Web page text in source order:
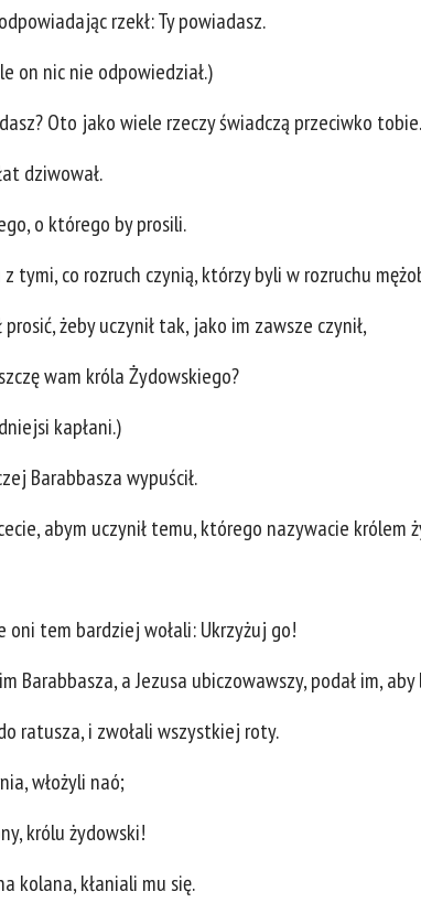
rzekł: Ty powiadasz.
on nic nie odpowiedział.)
Oto jako wiele rzeczy świadczą przeciwko tobie.
dziwował.
o którego by prosili.
tymi, co rozruch czynią, którzy byli w rozruchu
żeby uczynił tak, jako im zawsze czynił,
wam króla Żydowskiego?
kapłani.)
Barabbasza wypuścił.
abym uczynił temu, którego nazywacie królem
oni tem bardziej wołali: Ukrzyżuj go!
Barabbasza, a Jezusa ubiczowawszy, podał im,
ratusza, i zwołali wszystkiej roty.
włożyli naó;
królu żydowski!
kolana, kłaniali mu się.